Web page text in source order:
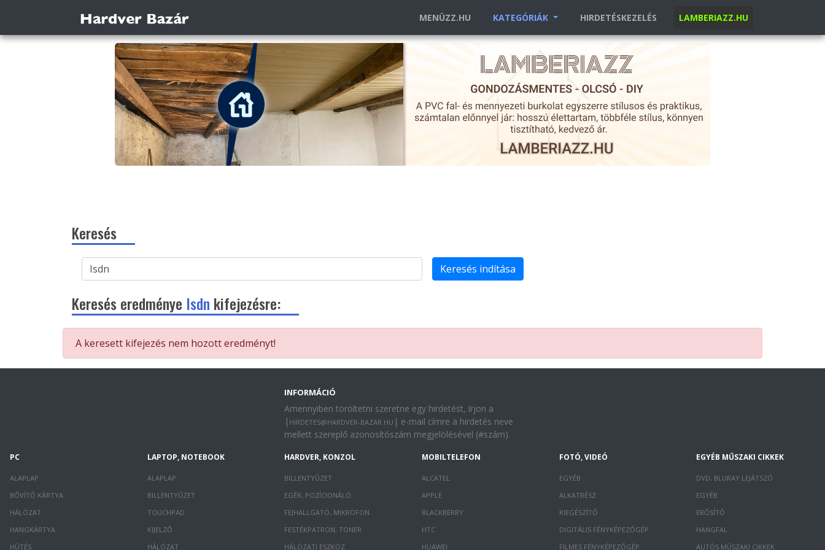
MENÜZZ.HU KATEGÓRIÁK HIRDETÉSKEZELÉS LAMBERIAZZ.HU
Keresés
Keresés indítása
Keresés eredménye Isdn kifejezésre:
A keresett kifejezés nem hozott eredményt!
INFORMÁCIÓ
Amennyiben töröltetni szeretne egy hirdetést, írjon a
| HIRDETES@HARDVER-BAZAR.HU | e-mail címre a hirdetés neve
mellett szereplő azonosítószám megjelölésével (#szám).
PC
ALAPLAP
BŐVÍTŐ KÁRTYA
HÁLÓZAT
HANGKÁRTYA
HŰTÉS
LAPTOP, NOTEBOOK
ALAPLAP
BILLENTYŰZET
TOUCHPAD
KIJELZŐ
HÁLÓZAT
HARDVER, KONZOL
BILLENTYŰZET
EGÉR, POZÍCIONÁLÓ
FEJHALLGATÓ, MIKROFON
FESTÉKPATRON, TONER
HÁLÓZATI ESZKÖZ
MOBILTELEFON
ALCATEL
APPLE
BLACKBERRY
HTC
HUAWEI
FOTÓ, VIDEÓ
EGYÉB
ALKATRÉSZ
KIEGÉSZÍTŐ
DIGITÁLIS FÉNYKÉPEZŐGÉP
FILMES FÉNYKÉPEZŐGÉP
EGYÉB MŰSZAKI CIKKEK
DVD, BLURAY LEJÁTSZÓ
EGYÉB
ERŐSÍTŐ
HANGFAL
AUTÓS MŰSZAKI CIKKEK